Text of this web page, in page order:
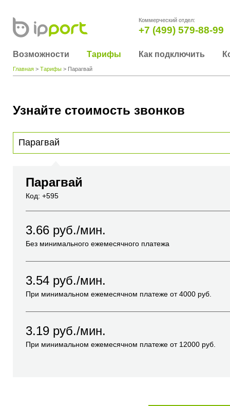
Коммерческий отдел:
+7 (499) 579-88-99
Возможности Тарифы Как подключить
Главная > Тарифы > Парагвай
Узнайте стоимость звонков
Парагвай
Код: +595
3.66 руб./мин.
Без минимального ежемесячного платежа
3.54 руб./мин.
При минимальном ежемесячном платеже от4000 руб.
3.19 руб./мин.
При минимальном ежемесячном платеже от 12000 руб.